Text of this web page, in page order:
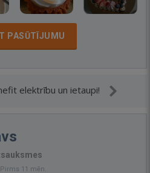
PASŪTĪJUMU
elektrību un ietaupi!
11 mēn.